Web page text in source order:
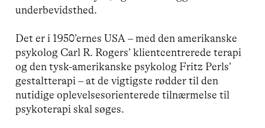
underbevidsthed.
Det er i 1950’ernes USA – med den amerikanske
psykolog Carl R. Rogers’ klientcentrerede terapi
og den tysk-amerikanske psykolog Fritz Perls’
gestaltterapi – at de vigtigste rødder til den
nutidige oplevelsesorienterede tilnærmelse til
psykoterapi skal søges.